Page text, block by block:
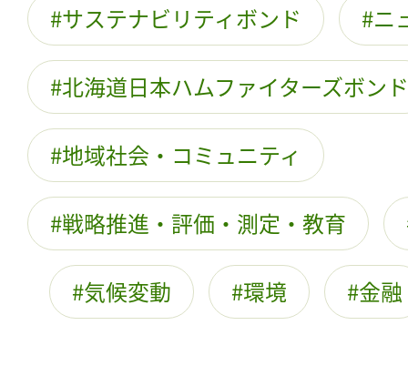
サステナビリティボンド ニ
北海道日本ハムファイターズボンド
地域社会・コミュニティ
戦略推進・評価・測定・教育
気候変動 環境 金融